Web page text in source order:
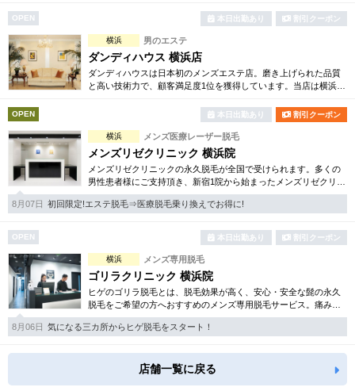
OPEN 本日出勤あり 割引クーポン
横浜 男のエステ
ダンディハウス 横浜店
ダンディハウスは日本初のメンズエステ店。磨き上げられた品質
と高い技術力で、顧客満足度1位を獲得しています。当店は横浜駅
OPEN 本日出勤あり 割引クーポン
横浜 メンズ医療レーザー脱毛
メンズリゼクリニック 横浜院
メンズリゼクリニックの永久脱毛が全国で受けられます。多くの
男性患者様にご支持頂き、新宿1院から始まったメンズリゼクリニ
ックが、現在では提携院含め全国10院を展開するクリニックにな
りました。
8月07日 初回限定!エステ脱毛⇒医療脱毛乗り換えでお得に!
OPEN 本日出勤あり 割引クーポン
横浜 メンズ専用脱毛
ゴリラクリニック 横浜院
ヒゲのゴリラ脱毛とは、脱毛効果が高く、安心・安全な髭の永久
脱毛をご希望の方へおすすめのメンズ専用脱毛サービス。痛みに
弱い方には医療用麻酔を3種ご用意、医療認可の脱毛機のみを使
用。スキンケアも万全です。
8月06日 気になる三カ所からヒゲ脱毛をスタート！
店舗一覧に戻る